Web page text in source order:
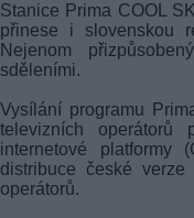
Stanice Prima COOL
přinese i slovenskou
Nejenom
sděleními.
Vysílání programu
televizních
internetové platformy
distribuce české
operátorů.